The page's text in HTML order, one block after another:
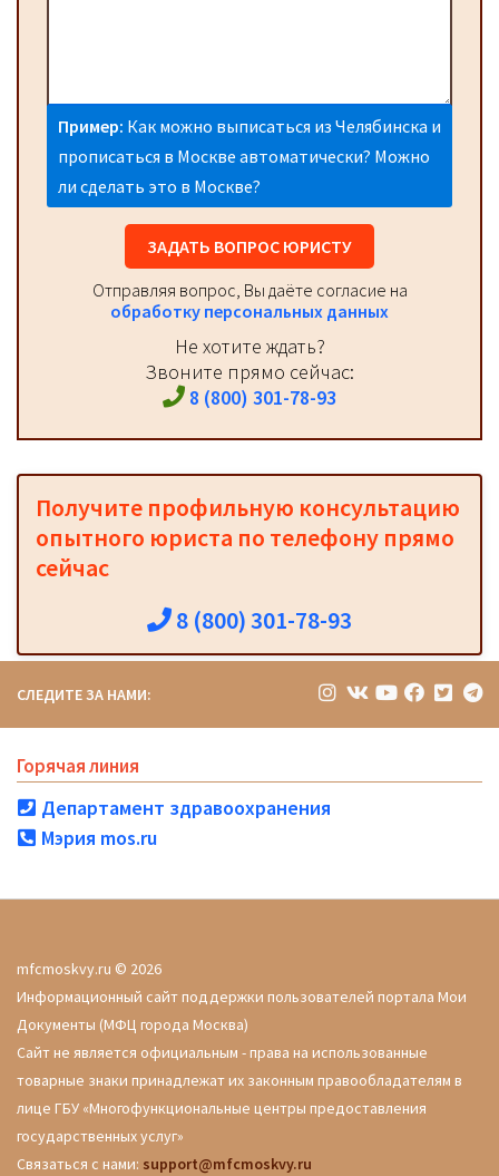
Пример: Как можно выписаться из Челябинска и
прописаться в Москве автоматически? Можно
ли сделать это в Москве?
ЗАДАТЬ ВОПРОС ЮРИСТУ
Отправляя вопрос, Вы даёте согласие на
обработку персональных данных
Не хотите ждать?
Звоните прямо сейчас:
8 (800) 301-78-93
Получите профильную консультацию
опытного юриста по телефону прямо
сейчас
8 (800) 301-78-93
СЛЕДИТЕ ЗА НАМИ:
Горячая линия
Департамент здравоохранения
Мэрия mos.ru
mfcmoskvy.ru © 2026
Информационный сайт поддержки пользователей портала Мои
Документы (МФЦ города Москва)
Сайт не является официальным - права на использованные
товарные знаки принадлежат их законным правообладателям в
лице ГБУ «Многофункциональные центры предоставления
государственных услуг»
Связаться с нами: support@mfcmoskvy.ru